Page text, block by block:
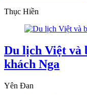
Thục Hiền
Du lịch Việt và
khách Nga
Yên Đan